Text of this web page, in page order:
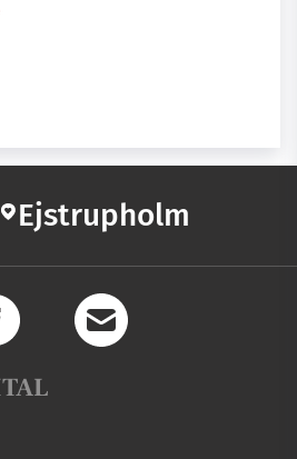
Ejstrupholm